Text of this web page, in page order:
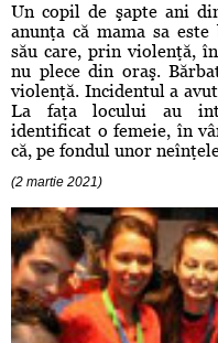
Un copil de şapte ani
anunţa că mama sa
său care, prin violenţă,
nu plece din oraş.
violenţă. Incidentul a
La faţa locului au
identificat o femeie, în
că, pe fondul unor
(2 martie 2021)